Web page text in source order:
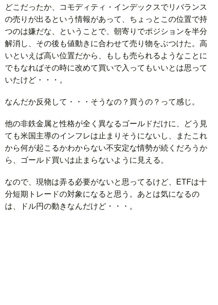
どこだったか、コモディティ・インデックスでリバランス
の売りが出るという情報があって、ちょっとこの位置で持
つのは嫌だな、ということで、朝寄りでポジションを半分
解消し、その後も値動きに合わせて売り物をぶつけた。高
いといえば高い位置だから、もしも売られるようなことに
でもなればその時に改めて買いで入ってもいいとは思って
いたけど・・・。
なんだか反発して・・・そうなの？買うの？って感じ。
他の非鉄金属と性格が全く異なるゴールドだけに、どう見
ても米国主導のインフレは止まりそうにないし、またこれ
から何が起こるかわからない不安定な情勢が続くだろうか
ら、ゴールド買いは止まらないように見える。
なので、現物は弄る必要がないと思ってるけど、ETFは十
分短期トレードの対象になると思う。あとは気になるの
は、ドル円の動きなんだけど・・・。